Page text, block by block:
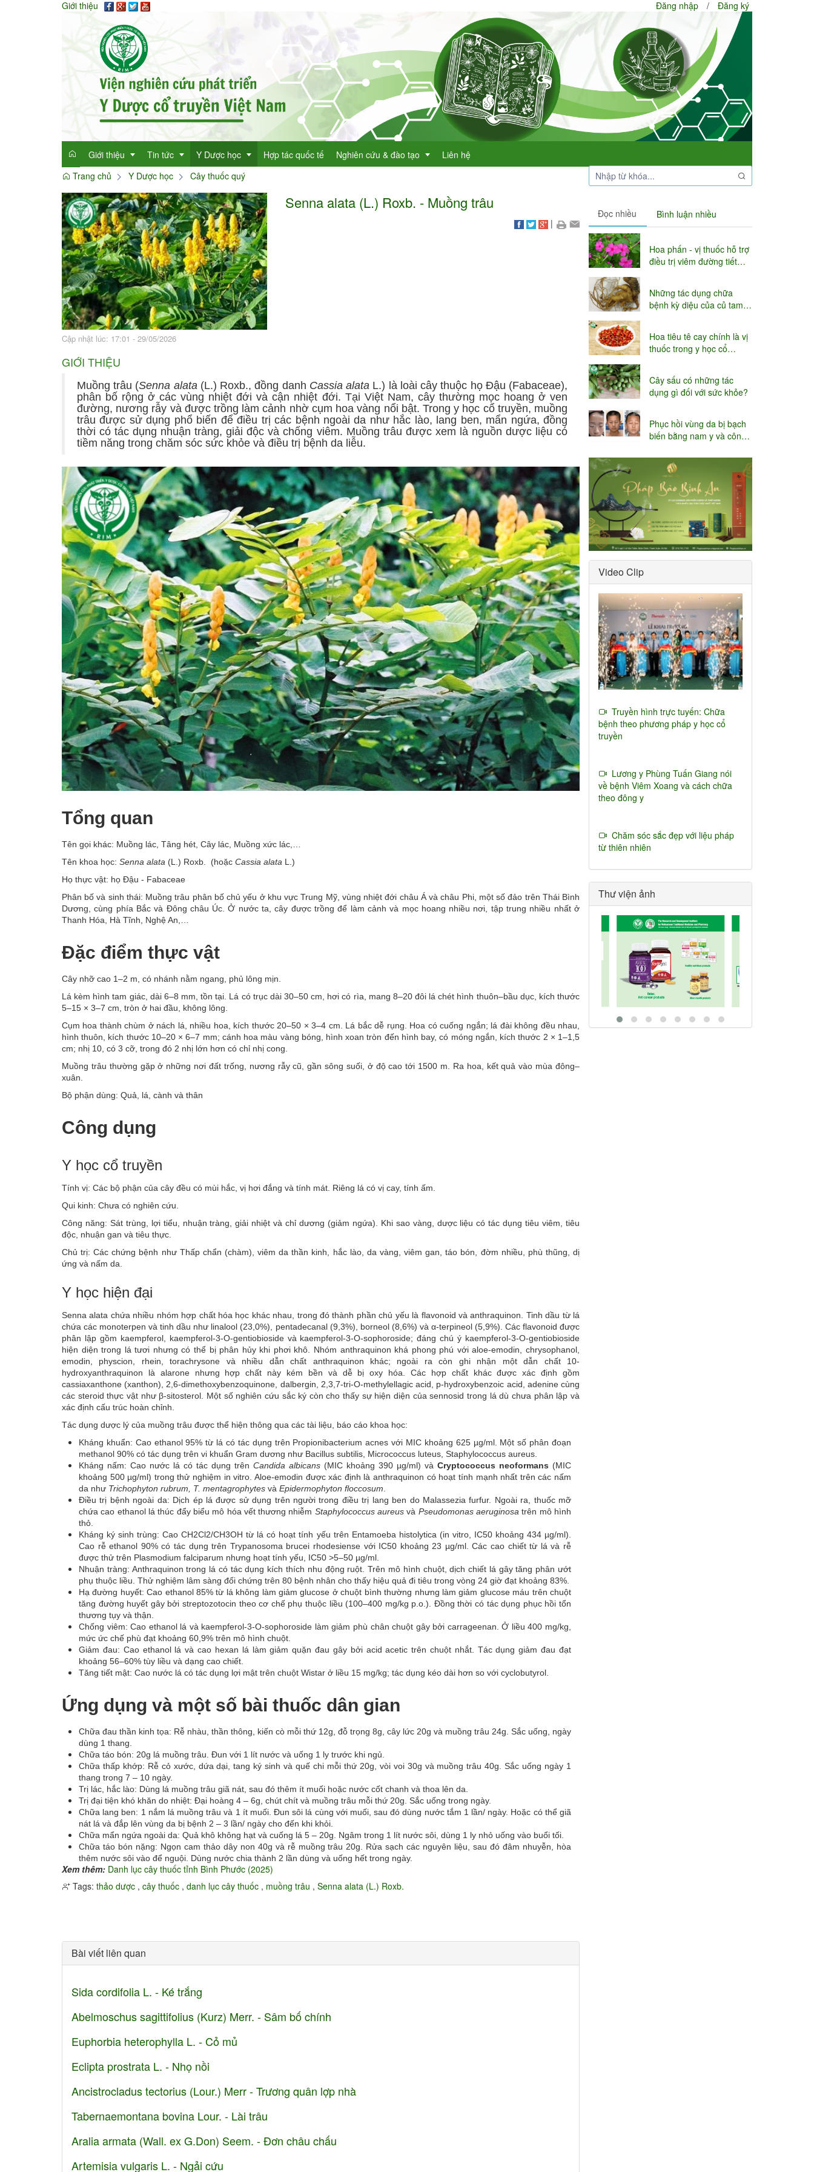
Giới thiệu Đăng nhập / Đăng ký
Giới thiệu
Giới thiệu
Mục đích
Chức năng nhiệm vụ
Tin tức
Tin tức tổng hợp
Tin tức trong ngành
Y Dược học
Thông tin y học
Cây thuốc quý Danh lục cây thuốc
Danh lục cây thuốc Việt Nam
Làm đẹp với thảo dược
Bài thuốc hay
Sức khỏe ngàn vàng
Hợp tác quốc tế Nghiên cứu & đào tạo
Dự án KHCN
Liên hệ
Trang chủ
Y Dược học Cây thuốc quý
Cập nhật lúc: 17:01 - 29/05/2026
Senna alata (L.) Roxb. - Muồng trâu
|
GIỚI THIỆU
Muồng trâu (Senna alata (L.) Roxb., đồng danh Cassia alata L.) là loài cây thuộc họ Đậu (Fabaceae),
phân bố rộng ở các vùng nhiệt đới và cận nhiệt đới. Tại Việt Nam, cây thường mọc hoang ở ven
đường, nương rẫy và được trồng làm cảnh nhờ cụm hoa vàng nổi bật. Trong y học cổ truyền, muồng
trâu được sử dụng phổ biến để điều trị các bệnh ngoài da như hắc lào, lang ben, mẩn ngứa, đồng
thời có tác dụng nhuận tràng, giải độc và chống viêm. Muồng trâu được xem là nguồn dược liệu có
tiềm năng trong chăm sóc sức khỏe và điều trị bệnh da liễu.
Tổng quan
Tên gọi khác: Muồng lác, Tâng hét, Cây lác, Muồng xức lác,…
Tên khoa học: Senna alata (L.) Roxb. (hoặc Cassia alata L.)
Họ thực vật: họ Đậu - Fabaceae
Phân bố và sinh thái: Muồng trâu phân bố chủ yếu ở khu vực Trung Mỹ, vùng nhiệt đới châu Á và châu Phi, một số đảo trên Thái Bình
Dương, cùng phía Bắc và Đông châu Úc. Ở nước ta, cây được trồng để làm cảnh và mọc hoang nhiều nơi, tập trung nhiều nhất ở
Thanh Hóa, Hà Tĩnh, Nghệ An,…
Đặc điểm thực vật
Cây nhỡ cao 1–2 m, có nhánh nằm ngang, phủ lông mịn.
Lá kèm hình tam giác, dài 6–8 mm, tồn tại. Lá có trục dài 30–50 cm, hơi có rìa, mang 8–20 đôi lá chét hình thuôn–bầu dục, kích thước
5–15 × 3–7 cm, tròn ở hai đầu, không lông.
Cụm hoa thành chùm ở nách lá, nhiều hoa, kích thước 20–50 × 3–4 cm. Lá bắc dễ rụng. Hoa có cuống ngắn; lá đài không đều nhau,
hình thuôn, kích thước 10–20 × 6–7 mm; cánh hoa màu vàng bóng, hình xoan tròn đến hình bay, có móng ngắn, kích thước 2 × 1–1,5
cm; nhị 10, có 3 cỡ, trong đó 2 nhị lớn hơn có chỉ nhị cong.
Muồng trâu thường gặp ở những nơi đất trống, nương rẫy cũ, gần sông suối, ở độ cao tới 1500 m. Ra hoa, kết quả vào mùa đông–
xuân.
Bộ phận dùng: Quả, lá, cành và thân
Công dụng
Y học cổ truyền
Tính vị: Các bộ phận của cây đều có mùi hắc, vị hơi đắng và tính mát. Riêng lá có vị cay, tính ấm.
Qui kinh: Chưa có nghiên cứu.
Công năng: Sát trùng, lợi tiểu, nhuận tràng, giải nhiệt và chỉ dương (giảm ngứa). Khi sao vàng, dược liệu có tác dụng tiêu viêm, tiêu
độc, nhuận gan và tiêu thực.
Chủ trị: Các chứng bệnh như Thấp chẩn (chàm), viêm da thần kinh, hắc lào, da vàng, viêm gan, táo bón, đờm nhiều, phù thũng, dị
ứng và nấm da.
Y học hiện đại
Senna alata chứa nhiều nhóm hợp chất hóa học khác nhau, trong đó thành phần chủ yếu là flavonoid và anthraquinon. Tinh dầu từ lá
chứa các monoterpen và tinh dầu như linalool (23,0%), pentadecanal (9,3%), borneol (8,6%) và α-terpineol (5,9%). Các flavonoid được
phân lập gồm kaempferol, kaempferol-3-O-gentiobioside và kaempferol-3-O-sophoroside; đáng chú ý kaempferol-3-O-gentiobioside
hiện diện trong lá tươi nhưng có thể bị phân hủy khi phơi khô. Nhóm anthraquinon khá phong phú với aloe-emodin, chrysophanol,
emodin, physcion, rhein, torachrysone và nhiều dẫn chất anthraquinon khác; ngoài ra còn ghi nhận một dẫn chất 10-
hydroxyanthraquinon là alarone nhưng hợp chất này kém bền và dễ bị oxy hóa. Các hợp chất khác được xác định gồm
cassiaxanthone (xanthon), 2,6-dimethoxybenzoquinone, dalbergin, 2,3,7-tri-O-methylellagic acid, p-hydroxybenzoic acid, adenine cùng
các steroid thực vật như β-sitosterol. Một số nghiên cứu sắc ký còn cho thấy sự hiện diện của sennosid trong lá dù chưa phân lập và
xác định cấu trúc hoàn chỉnh.
Tác dụng dược lý của muồng trâu được thể hiện thông qua các tài liệu, báo cáo khoa học:
Kháng khuẩn: Cao ethanol 95% từ lá có tác dụng trên Propionibacterium acnes với MIC khoảng 625 µg/ml. Một số phân đoạn
methanol 90% có tác dụng trên vi khuẩn Gram dương như Bacillus subtilis, Micrococcus luteus, Staphylococcus aureus.
Kháng nấm: Cao nước lá có tác dụng trên Candida albicans (MIC khoảng 390 µg/ml) và Cryptococcus neoformans (MIC
khoảng 500 µg/ml) trong thử nghiệm in vitro. Aloe-emodin được xác định là anthraquinon có hoạt tính mạnh nhất trên các nấm
da như Trichophyton rubrum, T. mentagrophytes và Epidermophyton floccosum
Điều trị bệnh ngoài da: Dịch ép lá được sử dụng trên người trong điều trị lang ben do Malassezia furfur. Ngoài ra, thuốc mỡ
chứa cao ethanol lá thúc đẩy biểu mô hóa vết thương nhiễm Staphylococcus aureusvà Pseudomonas aeruginosa trên mô hình
thỏ.
Kháng ký sinh trùng: Cao CH2Cl2/CH3OH từ lá có hoạt tính yếu trên Entamoeba histolytica (in vitro, IC50 khoảng 434 µg/ml).
Cao rễ ethanol 90% có tác dụng trên Trypanosoma brucei rhodesiense với IC50 khoảng 23 µg/ml. Các cao chiết từ lá và rễ
được thử trên Plasmodium falciparum nhưng hoạt tính yếu, IC50 >5–50 µg/ml.
Nhuận tràng: Anthraquinon trong lá có tác dụng kích thích nhu động ruột. Trên mô hình chuột, dịch chiết lá gây tăng phân ướt
phụ thuộc liều. Thử nghiệm lâm sàng đối chứng trên 80 bệnh nhân cho thấy hiệu quả đi tiêu trong vòng 24 giờ đạt khoảng 83%.
Hạ đường huyết: Cao ethanol 85% từ lá không làm giảm glucose ở chuột bình thường nhưng làm giảm glucose máu trên chuột
tăng đường huyết gây bởi streptozotocin theo cơ chế phụ thuộc liều (100–400 mg/kg p.o.). Đồng thời có tác dụng phục hồi tổn
thương tụy và thận.
Chống viêm: Cao ethanol lá và kaempferol-3-O-sophoroside làm giảm phù chân chuột gây bởi carrageenan. Ở liều 400 mg/kg,
mức ức chế phù đạt khoảng 60,9% trên mô hình chuột.
Giảm đau: Cao ethanol lá và cao hexan lá làm giảm quặn đau gây bởi acid acetic trên chuột nhắt. Tác dụng giảm đau đạt
khoảng 56–60% tùy liều và dạng cao chiết.
Tăng tiết mật: Cao nước lá có tác dụng lợi mật trên chuột Wistar ở liều 15 mg/kg; tác dụng kéo dài hơn so với cyclobutyrol.
Ứng dụng và một số bài thuốc dân gian
Chữa đau thần kinh tọa: Rễ nhàu, thần thông, kiến cò mỗi thứ 12g, đỗ trọng 8g, cây lức 20g và muồng trâu 24g. Sắc uống, ngày
dùng 1 thang.
Chữa táo bón: 20g lá muồng trâu. Đun với 1 lít nước và uống 1 ly trước khi ngủ.
Chữa thấp khớp: Rễ cỏ xước, dứa dại, tang ký sinh và quế chi mỗi thứ 20g, vòi voi 30g và muồng trâu 40g. Sắc uống ngày 1
thang trong 7 – 10 ngày.
Trị lác, hắc lào: Dùng lá muồng trâu giã nát, sau đó thêm ít muối hoặc nước cốt chanh và thoa lên da.
Trị đại tiện khó khăn do nhiệt: Đại hoàng 4 – 6g, chút chít và muồng trâu mỗi thứ 20g. Sắc uống trong ngày.
Chữa lang ben: 1 nắm lá muồng trâu và 1 ít muối. Đun sôi lá cùng với muối, sau đó dùng nước tắm 1 lần/ ngày. Hoặc có thể giã
nát lá và đắp lên vùng da bị bệnh 2 – 3 lần/ ngày cho đến khi khỏi.
Chữa mẩn ngứa ngoài da: Quả khô không hạt và cuống lá 5 – 20g. Ngâm trong 1 lít nước sôi, dùng 1 ly nhỏ uống vào buổi tối.
Chữa táo bón nặng: Ngọn cam thảo dây non 40g và rễ muồng trâu 20g. Rửa sạch các nguyên liệu, sau đó đâm nhuyễn, hòa
thêm nước sôi vào để nguội. Dùng nước chia thành 2 lần dùng và uống hết trong ngày.
Xem thêm: Danh lục cây thuốc tỉnh Bình Phước (2025)
Tags: thảo dược , cây thuốc , danh lục cây thuốc , muồng trâu , Senna alata (L.) Roxb.
Bài viết liên quan
Sida cordifolia L. - Ké trắng
Abelmoschus sagittifolius (Kurz) Merr. - Sâm bố chính
Euphorbia heterophylla L. - Cỏ mủ
Eclipta prostrata L. - Nhọ nồi
Ancistrocladus tectorius (Lour.) Merr - Trương quân lợp nhà
Tabernaemontana bovina Lour. - Lài trâu
Aralia armata (Wall. ex G.Don) Seem. - Đơn châu chấu
Artemisia vulgaris L. - Ngải cứu
Đọc nhiều Bình luận nhiều
Hoa phấn - vị thuốc hỗ trợ
điều trị viêm đường tiết
Những tác dụng chữa
bệnh kỳ diệu của củ tam
Hoa tiêu tê cay chính là vị
thuốc trong y học cổ
Cây sấu có những tác
dụng gì đối với sức khỏe?
Phục hồi vùng da bị bạch
biến bằng nam y và công
Video Clip
Truyền hình trực tuyến: Chữa
bệnh theo phương pháp y học cổ
truyền
Lương y Phùng Tuấn Giang nói
về bệnh Viêm Xoang và cách chữa
theo đông y
Chăm sóc sắc đẹp với liệu pháp
từ thiên nhiên
Thư viện ảnh